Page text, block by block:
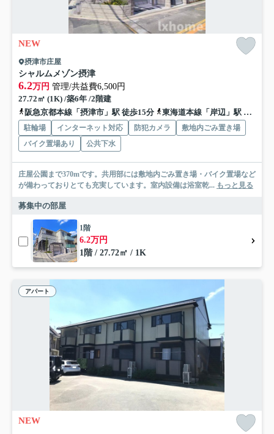
NEW
摂津市庄屋
シャルムメゾン摂津
6.2万円 管理/共益費6,500円
27.72㎡ (1K) /築6年 /2階建
阪急京都本線「摂津市」駅 徒歩15分
東海道本線「岸辺」駅 徒歩15分
駐輪場 インターネット対応 防犯カメラ
敷地内ごみ置き場
バイク置場あり
公共下水
庄屋公園まで370mです。共用部には敷地内ごみ置き場・バイク置場など
が備わっておりとても充実しています。室内設備は浴室乾... もっと見る
募集中の部屋
1階
6.2万円
1階 / 27.72㎡ / 1K
アパート
NEW